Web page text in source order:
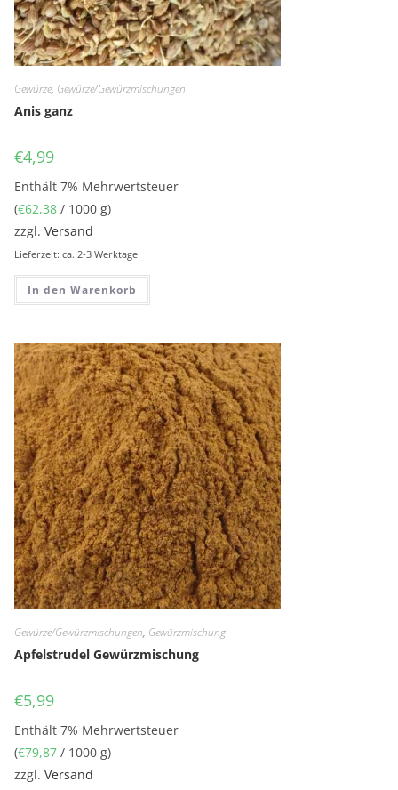
Gewürze, Gewürze/Gewürzmischungen
Anis ganz
€4,99
Enthält 7% Mehrwertsteuer
(€62,38 / 1000 g)
zzgl.Versand
Lieferzeit: ca. 2-3 Werktage
In den Warenkorb
Gewürze/Gewürzmischungen, Gewürzmischung
Apfelstrudel Gewürzmischung
€5,99
Enthält 7% Mehrwertsteuer
(€79,87 / 1000 g)
zzgl.Versand